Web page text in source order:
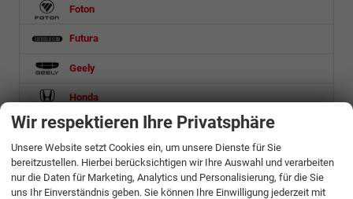
Foton
Futura
Geely
Honda
Hyundai
Isuzu
Iveco
Wir respektieren Ihre Privatsphäre
Unsere Website setzt Cookies ein, um unsere Dienste für Sie
bereitzustellen. Hierbei berücksichtigen wir Ihre Auswahl und verarbeiten
nur die Daten für Marketing, Analytics und Personalisierung, für die Sie
uns Ihr Einverständnis geben. Sie können Ihre Einwilligung jederzeit mit